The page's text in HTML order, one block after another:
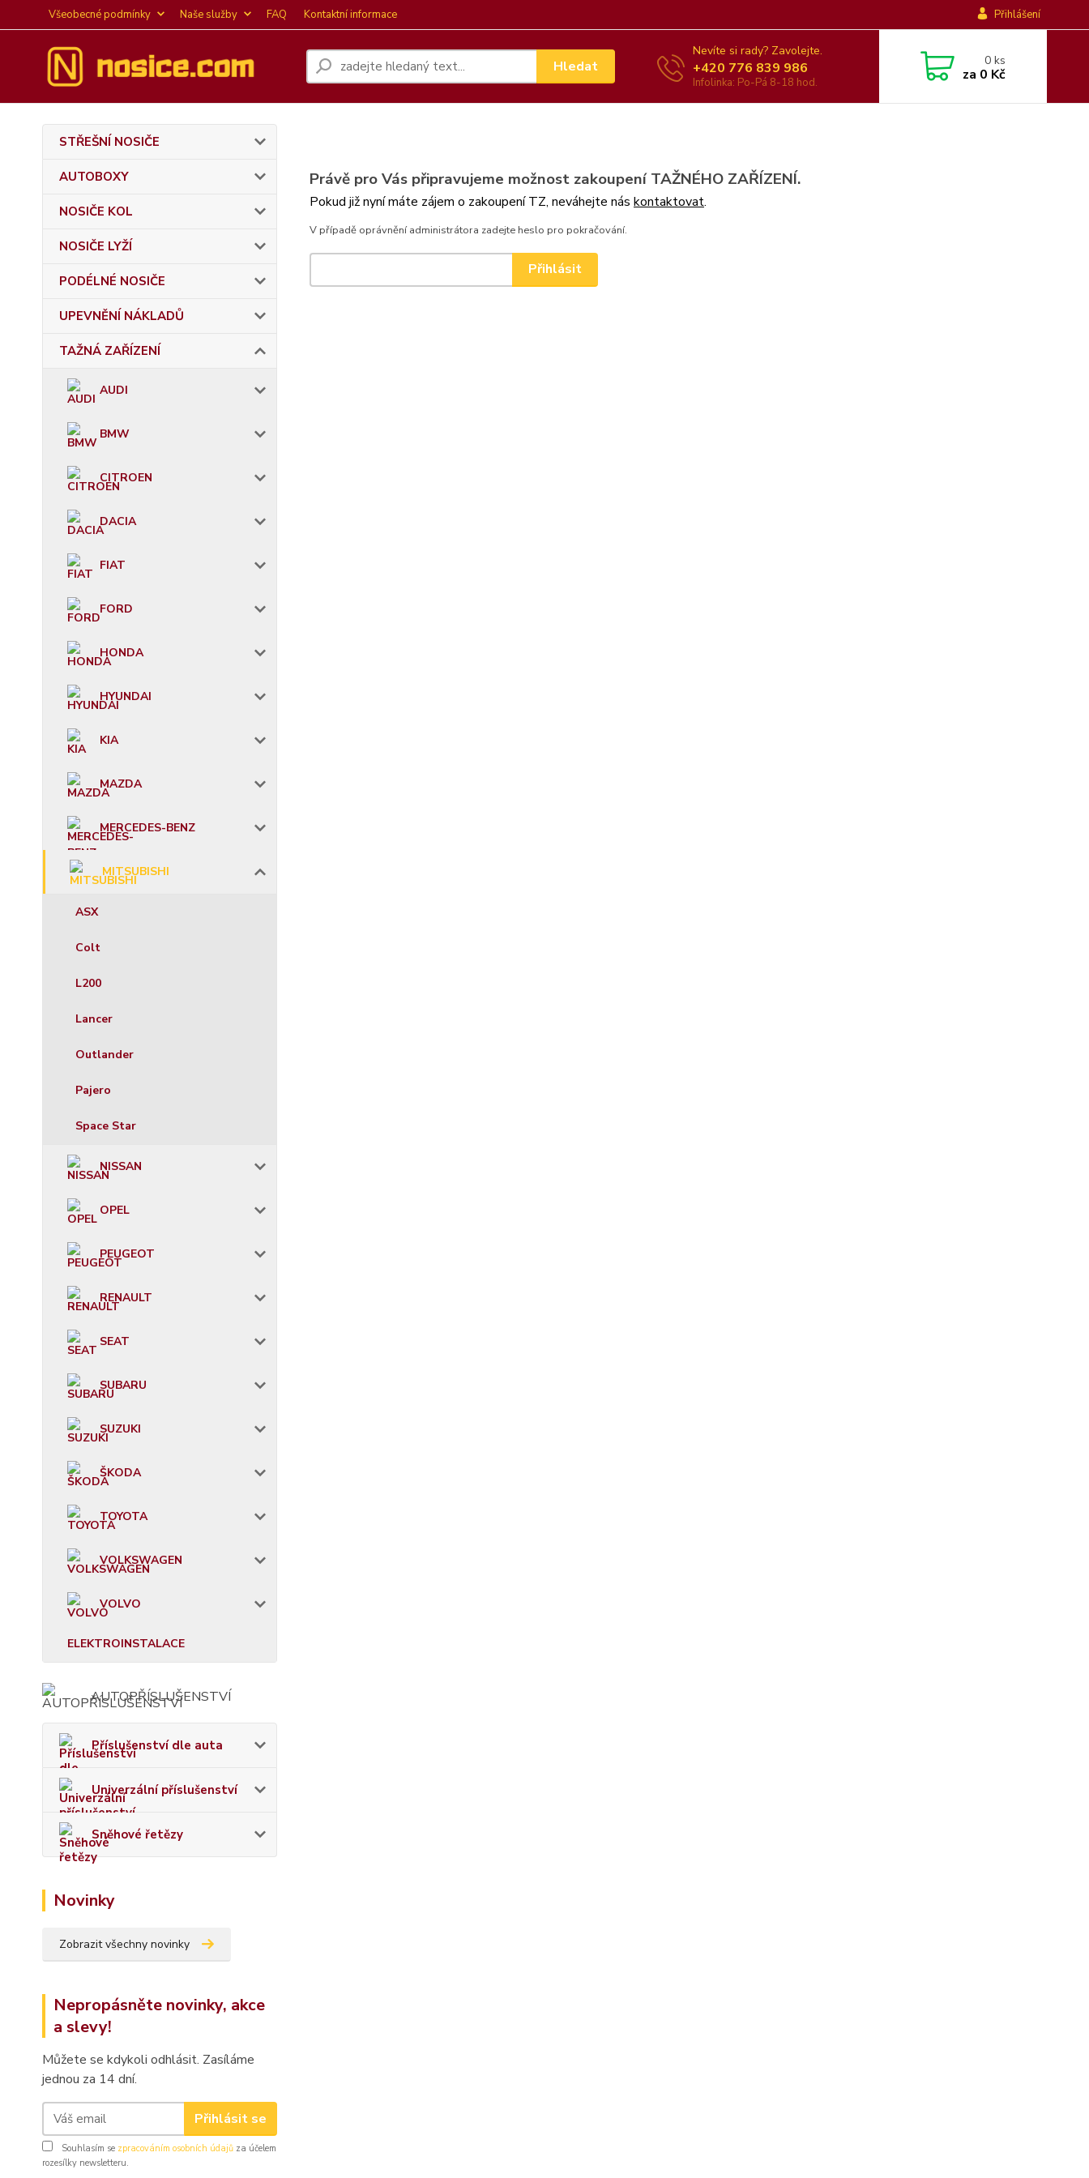
Všeobecné podmínky Naše služby FAQ Kontaktní informace Přihlášení
Hledat
Nevíte si rady? Zavolejte.
+420 776 839 986
Infolinka: Po-Pá 8-18 hod.
0ks
za 0 Kč
STŘEŠNÍ NOSIČE
AUTOBOXY
NOSIČE KOL
NOSIČE LYŽÍ
PODÉLNÉ NOSIČE
UPEVNĚNÍ NÁKLADŮ
TAŽNÁ ZAŘÍZENÍ
AUDI
BMW
CITROEN
DACIA
FIAT
FORD
HONDA
HYUNDAI
KIA
MAZDA
MERCEDES-BENZ
MITSUBISHI
ASX
Colt
L200
Lancer
Outlander
Pajero
Space Star
NISSAN
OPEL
PEUGEOT
RENAULT
SEAT
SUBARU
SUZUKI
ŠKODA
TOYOTA
VOLKSWAGEN
VOLVO
ELEKTROINSTALACE
AUTOPŘÍSLUŠENSTVÍ
Příslušenství dle auta
Univerzální příslušenství
Sněhové řetězy
Novinky
Zobrazit všechny novinky
Nepropásněte novinky, akce
a slevy!
Můžete se kdykoli odhlásit. Zasíláme
jednou za 14 dní.
Přihlásit se
Souhlasím se zpracováním osobních údajů za účelem
rozesílky newsletteru.
Právě pro Vás připravujeme možnost zakoupení TAŽNÉHO ZAŘÍZENÍ.
Pokud již nyní máte zájem o zakoupení TZ, neváhejte nás kontaktovat.
V případě oprávnění administrátora zadejte heslo pro pokračování.